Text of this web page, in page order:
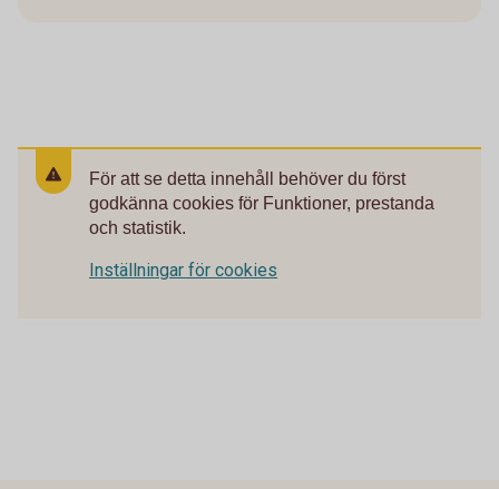
För att se detta innehåll behöver du först
godkänna cookies för Funktioner, prestanda
och statistik.
Inställningar för cookies